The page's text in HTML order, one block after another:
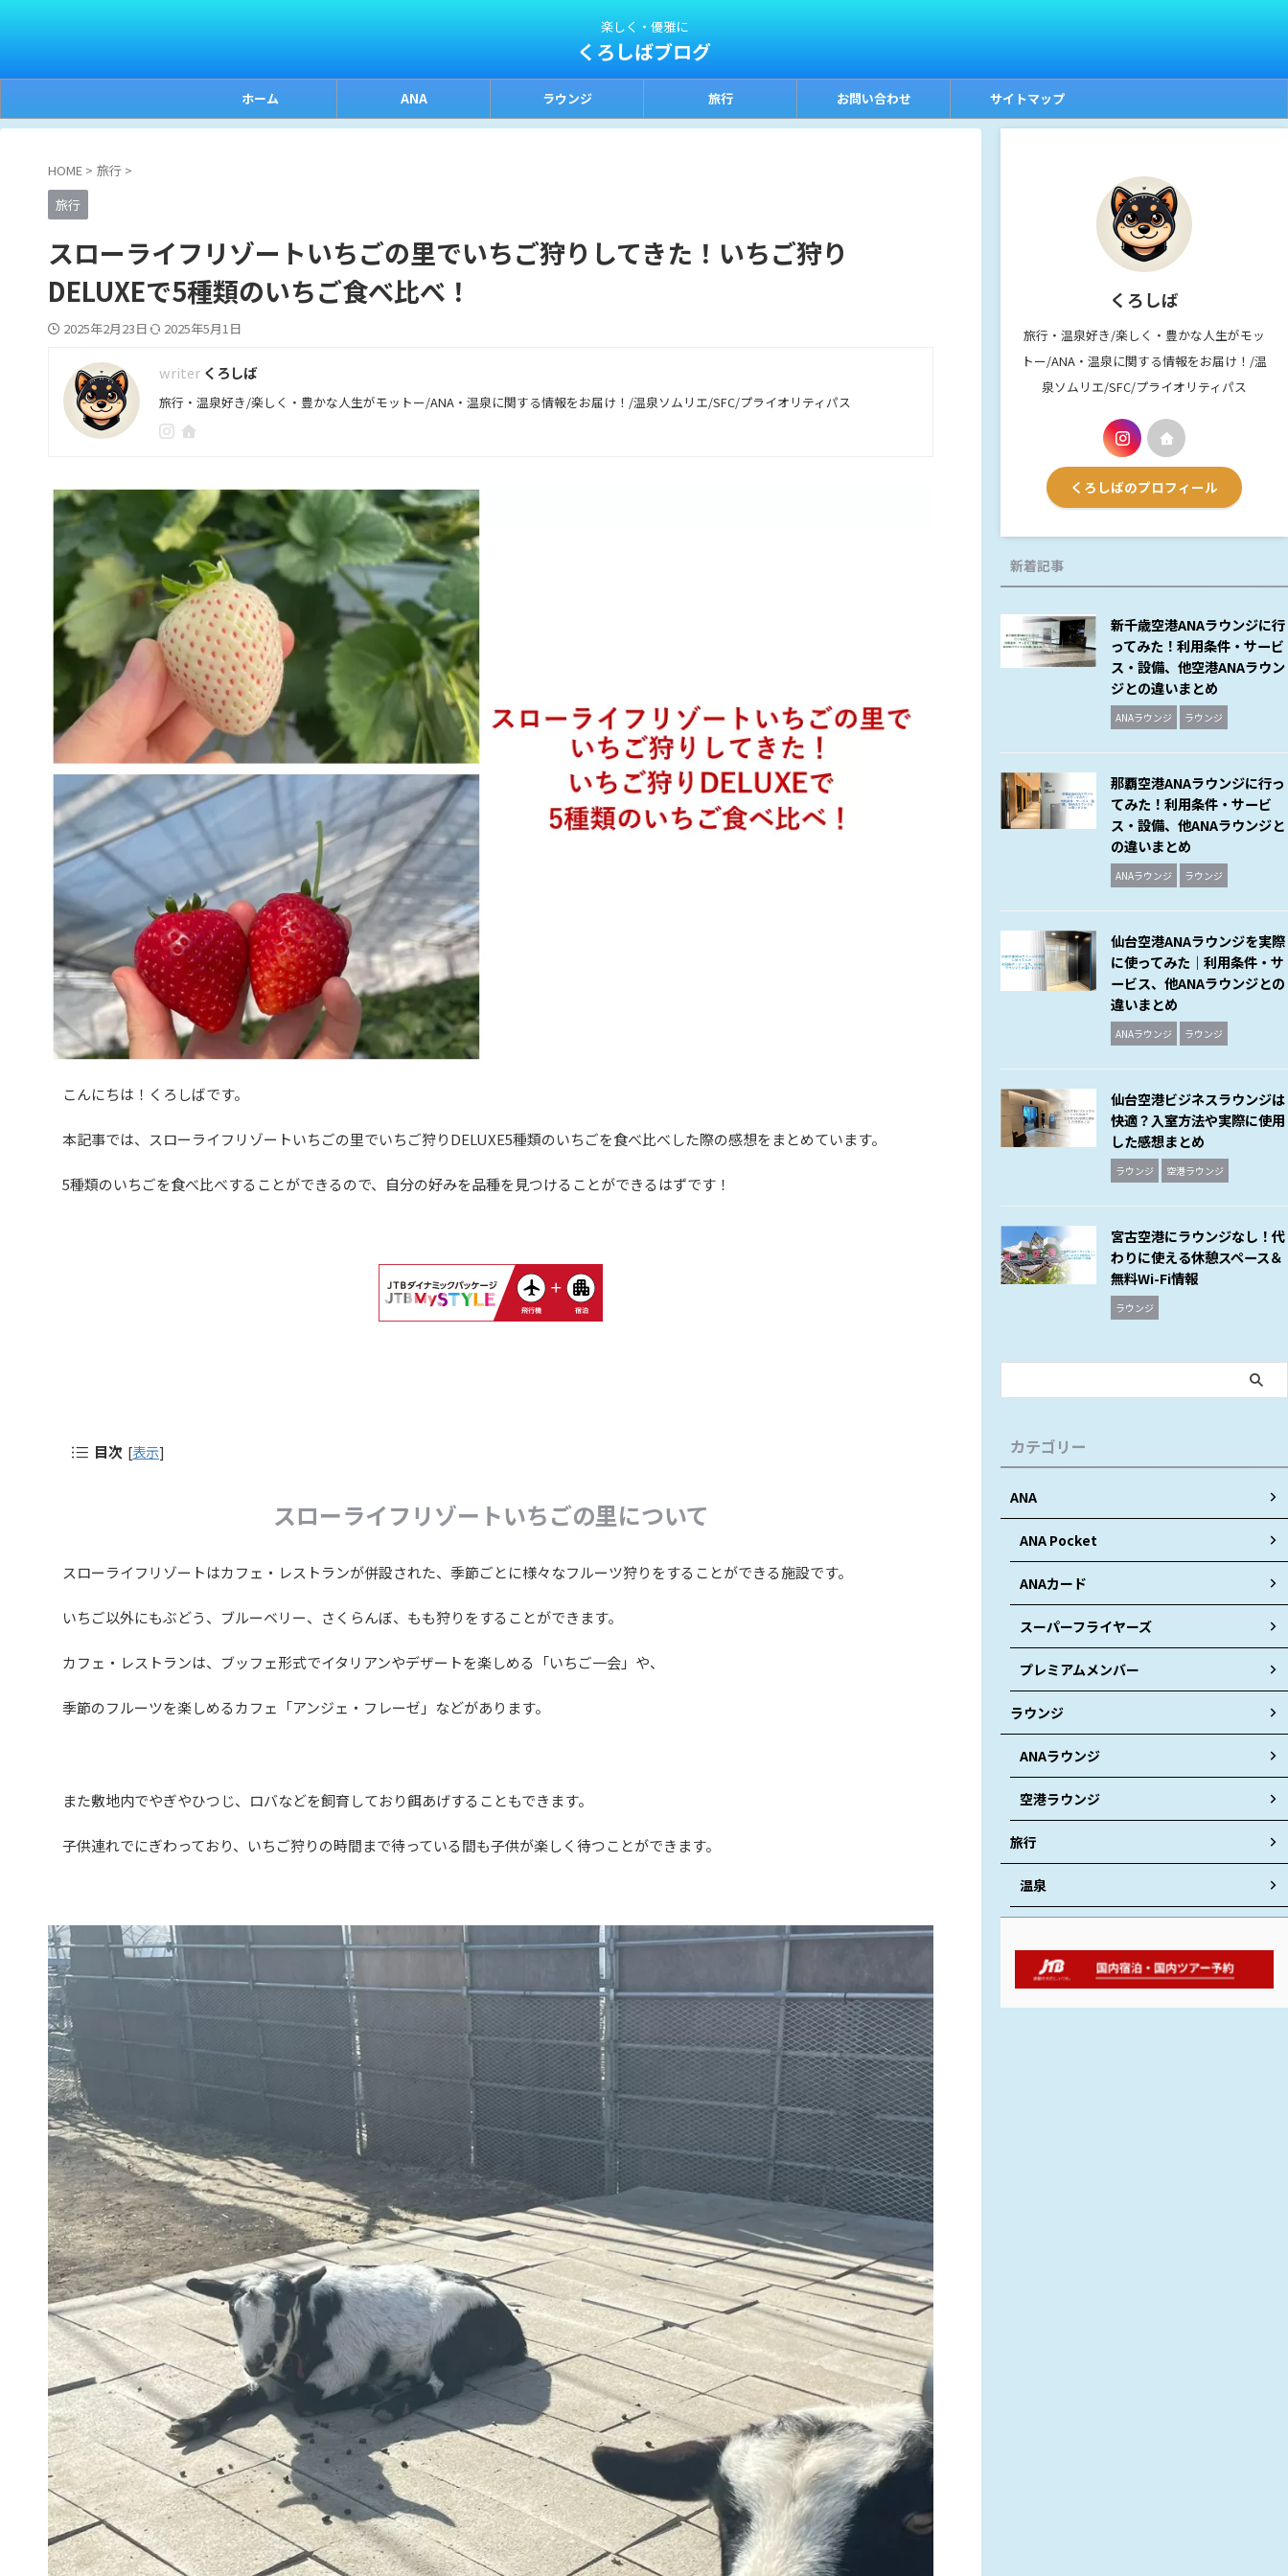
楽しく・優雅に
くろしばブログ
ホーム ANA ラウンジ 旅行 お問い合わせ サイトマップ
HOME > 旅行 >
旅行
スローライフリゾートいちごの里でいちご狩りしてきた！いちご狩り
DELUXEで5種類のいちご食べ比べ！
2025年2月23日 2025年5月1日
くろしば
旅行・温泉好き/楽しく・豊かな人生がモットー/ANA・温泉に関する情報をお届け！/温泉ソムリエ/SFC/プライオリティパス
こんにちは！くろしばです。
本記事では、スローライフリゾートいちごの里でいちご狩りDELUXE5種類のいちごを食べ比べした際の感想をまとめています。
5種類のいちごを食べ比べすることができるので、自分の好みを品種を見つけることができるはずです！
目次 [表示]
スローライフリゾートいちごの里について
スローライフリゾートはカフェ・レストランが併設された、季節ごとに様々なフルーツ狩りをすることができる施設です。
いちご以外にもぶどう、ブルーベリー、さくらんぼ、もも狩りをすることができます。
カフェ・レストランは、ブッフェ形式でイタリアンやデザートを楽しめる「いちご一会」や、
季節のフルーツを楽しめるカフェ「アンジェ・フレーゼ」などがあります。
また敷地内でやぎやひつじ、ロバなどを飼育しており餌あげすることもできます。
子供連れでにぎわっており、いちご狩りの時間まで待っている間も子供が楽しく待つことができます。
くろしば
旅行・温泉好き/楽しく・豊かな人生がモッ
トー/ANA・温泉に関する情報をお届け！/温
泉ソムリエ/SFC/プライオリティパス
くろしばのプロフィール
新着記事
新千歳空港ANAラウンジに行
ってみた！利用条件・サービ
ス・設備、他空港ANAラウン
ジとの違いまとめ
ANAラウンジ ラウンジ
那覇空港ANAラウンジに行っ
てみた！利用条件・サービ
ス・設備、他ANAラウンジと
の違いまとめ
ANAラウンジ ラウンジ
仙台空港ANAラウンジを実際
に使ってみた｜利用条件・サ
ービス、他ANAラウンジとの
違いまとめ
ANAラウンジ ラウンジ
仙台空港ビジネスラウンジは
快適？入室方法や実際に使用
した感想まとめ
ラウンジ 空港ラウンジ
宮古空港にラウンジなし！代
わりに使える休憩スペース＆
無料Wi-Fi情報
ラウンジ
カテゴリー
ANA
ANA Pocket
ANAカード
スーパーフライヤーズ
プレミアムメンバー
ラウンジ
ANAラウンジ
空港ラウンジ
旅行
温泉